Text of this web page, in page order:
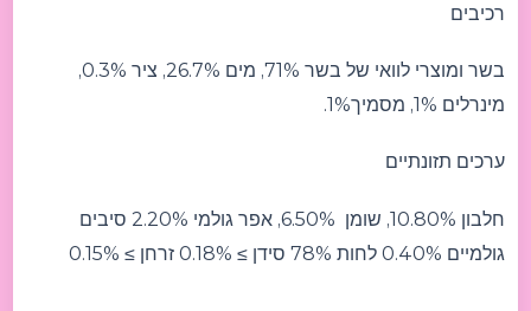
רכיבים
בשר ומוצרי לוואי של בשר 71%, מים 26.7%, ציר 0.3%,
מינרלים 1%, מסמיך1%.
ערכים תזונתיים
חלבון 10.80%, שומן 6.50%, אפר גולמי 2.20% סיבים
גולמיים 0.40% לחות 78% סידן ≥ 0.18% זרחן ≥ 0.15%